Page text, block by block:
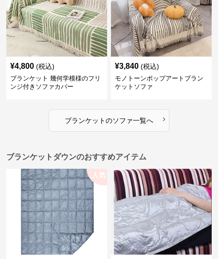
¥4,800 (税込)
ブランケット 幾何学模様のフリ
ンジ付きソファカバー
¥3,840 (税込)
モノトーンポップアートブラン
ケットソファ
ブランケットのソファ一覧へ ›
ブランケットダウンのおすすめアイテム
人気